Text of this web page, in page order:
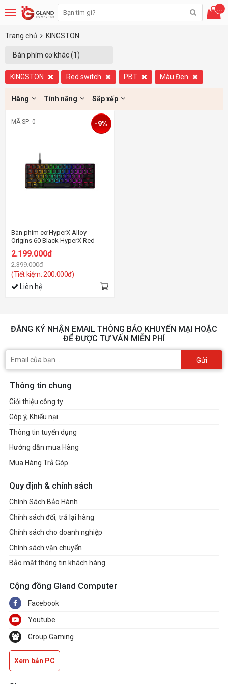
...
Trang chủ KINGSTON
Bàn phím cơ khác (1)
KINGSTON Red switch PBT Màu Đen
Hãng Tính năng Sắp xếp
MÃ SP: 0
Bàn phím cơ HyperX Alloy
Origins 60 Black HyperX Red
2.199.000đ
2.399.000đ
(Tiết kiệm: 200.000đ)
-9%
Liên hệ
ĐĂNG KÝ NHẬN EMAIL THÔNG BÁO KHUYẾN MẠI HOẶC
ĐỂ ĐƯỢC TƯ VẤN MIỄN PHÍ
Gửi
Thông tin chung
Giới thiệu công ty
Góp ý, Khiếu nại
Thông tin tuyển dụng
Hướng dẫn mua Hàng
Mua Hàng Trả Góp
Quy định & chính sách
Chính Sách Bảo Hành
Chính sách đổi, trả lại hàng
Chính sách cho doanh nghiệp
Chính sách vận chuyển
Bảo mật thông tin khách hàng
Cộng đồng Gland Computer
Facebook
Youtube
Group Gaming
Xem bản PC